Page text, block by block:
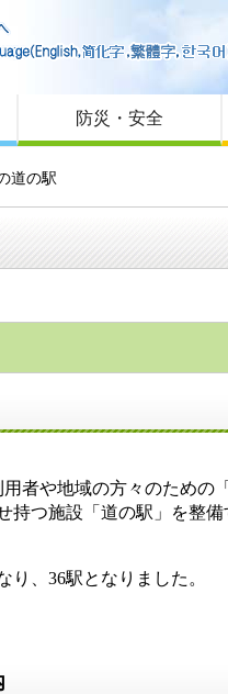
防災・安全
道の駅
者や地域の方々のための
つ施設「道の駅」を整
、36駅となりました。